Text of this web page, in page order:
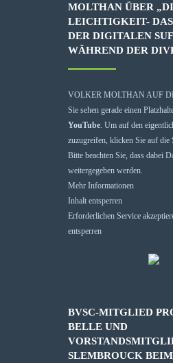
MOLTHAN ÜBER
LEICHTIGKEIT-
DER DIGITALEN
WÄHREND DER
VOLKER MOLTHAN AUF
Sie sehen gerade einen
YouTube. Um auf den
zuzugreifen, klicken Sie auf die
Bitte beachten Sie, dass dabei
weitergegeben werden.
Mehr Informationen
Inhalt entsperren
Erforderlichen Service
entsperren
BVSC-MITGLIED
BELLE UND
SLEMBROUCK